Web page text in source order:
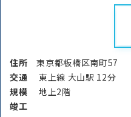
住所東京都板橋区南町57
交通
東上線 大山駅 12分
規模
地上2階
竣⼯